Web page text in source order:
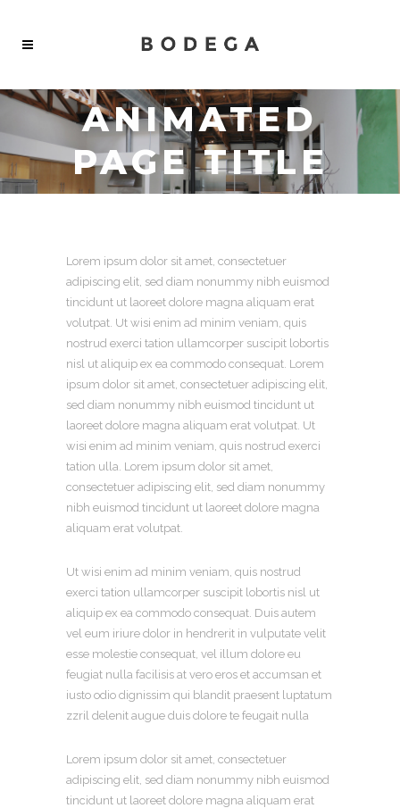
ANIMATED
PAGE TITLE
Lorem ipsum dolor sit amet, consectetuer
adipiscing elit, sed diam nonummy nibh euismod
tincidunt ut laoreet dolore magna aliquam erat
volutpat. Ut wisi enim ad minim veniam, quis
nostrud exerci tation ullamcorper suscipit lobortis
nisl ut aliquip ex ea commodo consequat. Lorem
ipsum dolor sit amet, consectetuer adipiscing elit,
sed diam nonummy nibh euismod tincidunt ut
laoreet dolore magna aliquam erat volutpat. Ut
wisi enim ad minim veniam, quis nostrud exerci
tation ulla. Lorem ipsum dolor sit amet,
consectetuer adipiscing elit, sed diam nonummy
nibh euismod tincidunt ut laoreet dolore magna
aliquam erat volutpat.
Ut wisi enim ad minim veniam, quis nostrud
exerci tation ullamcorper suscipit lobortis nisl ut
aliquip ex ea commodo consequat. Duis autem
vel eum iriure dolor in hendrerit in vulputate velit
esse molestie consequat, vel illum dolore eu
feugiat nulla facilisis at vero eros et accumsan et
iusto odio dignissim qui blandit praesent luptatum
zzril delenit augue duis dolore te feugait nulla
Lorem ipsum dolor sit amet, consectetuer
adipiscing elit, sed diam nonummy nibh euismod
tincidunt ut laoreet dolore magna aliquam erat